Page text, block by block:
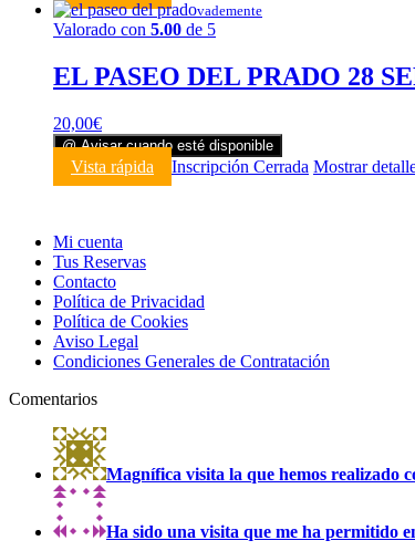
vademente
Valorado con 5.00 de 5
EL PASEO DEL PRADO 28
20,00€
@ Avisar cuando esté disponible
Vista rápida Inscripción Cerrada Mostrar
Mi cuenta
Tus Reservas
Contacto
Política de Privacidad
Política de Cookies
Aviso Legal
Condiciones Generales de Contratación
Comentarios
Magnífica visita la que hemos realizado
Ha sido una visita que me ha permitido